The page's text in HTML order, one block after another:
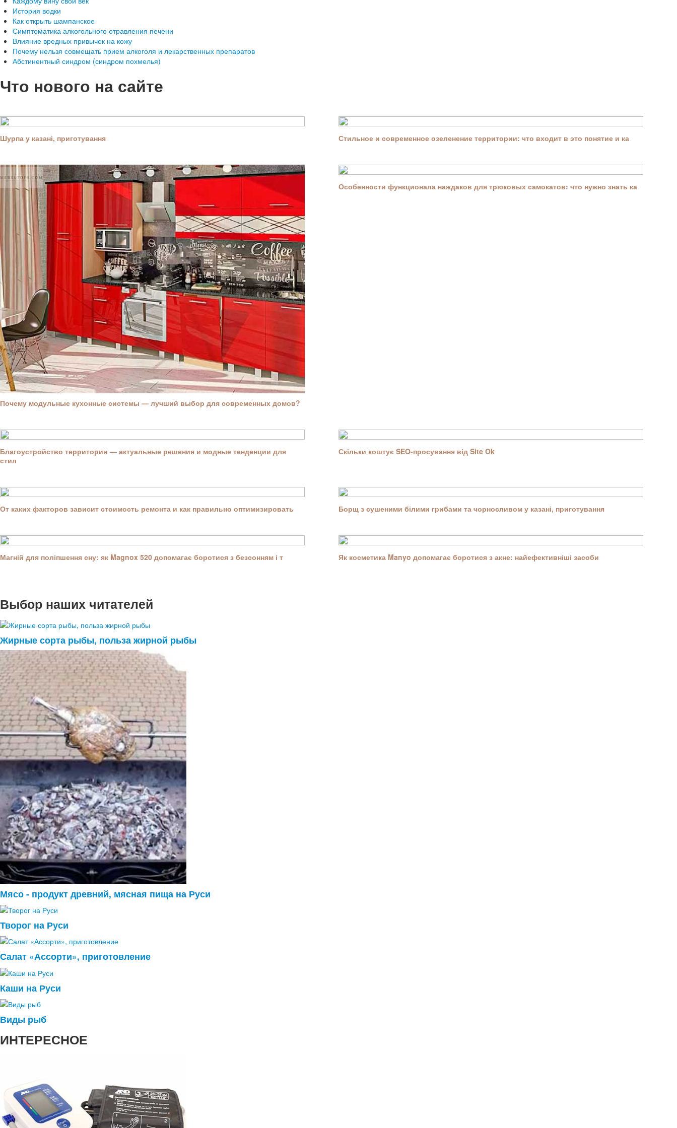
История водки
Как открыть шампанское
Симптоматика алкогольного отравления печени
Влияние вредных привычек на кожу
Почему нельзя совмещать прием алкоголя и лекарственных препаратов
Абстинентный синдром (синдром похмелья)
Что нового на сайте
Шурпа у казані, приготування Стильное и современное озеленение территории: что входит в это понятие и ка
Почему модульные кухонные системы — лучший выбор для современных домов?
Особенности функционала наждаков для трюковых самокатов: что нужно знать ка
Благоустройство территории — актуальные решения и модные тенденции для
стил
Скільки коштує SEO-просування від Site Ok
От каких факторов зависит стоимость ремонта и как правильно оптимизировать Борщ з сушеними білими грибами та чорносливом у казані, приготування
Магній для поліпшення сну: як Magnox 520 допомагає боротися з безсонням і т Як косметика Manyo допомагає боротися з акне: найефективніші засоби
Выбор наших читателей
Жирные сорта рыбы, польза жирной рыбы
Мясо - продукт древний, мясная пища на Руси
Творог на Руси
Салат «Ассорти», приготовление
Каши на Руси
Виды рыб
ИНТЕРЕСНОЕ